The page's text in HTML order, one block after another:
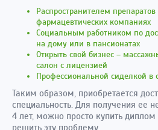
Распространителем
фармацевтических компаниях
Социальным работником по
на дому или в пансионатах
Открыть свой бизнес –
салон с лицензией
Профессиональной сиделкой в
Таким образом, приобретается
специальность. Для получения ее
4 лет, можно просто купить
решить эту проблему.